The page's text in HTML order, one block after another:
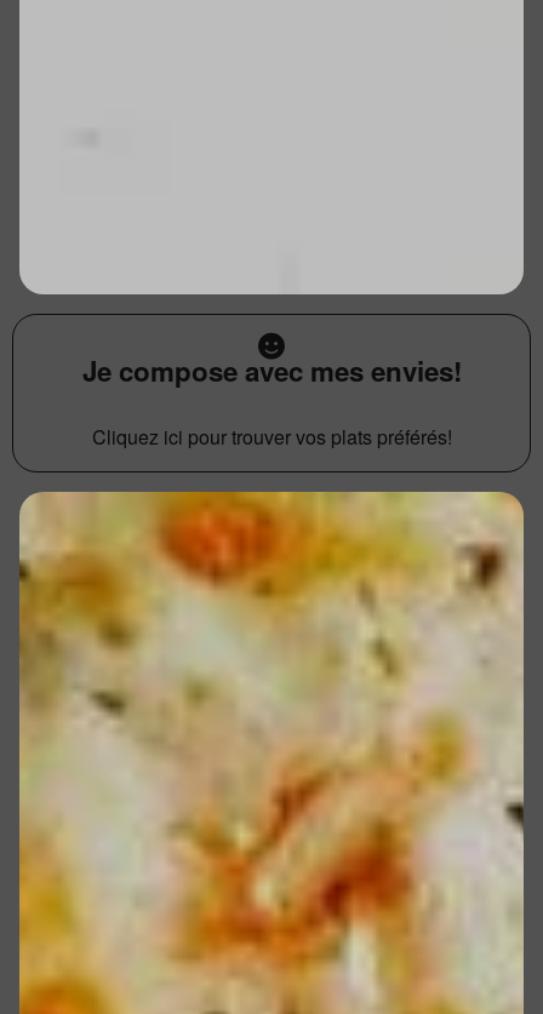
Je compose avec mes envies!
Cliquez ici pour trouver vos plats préférés!